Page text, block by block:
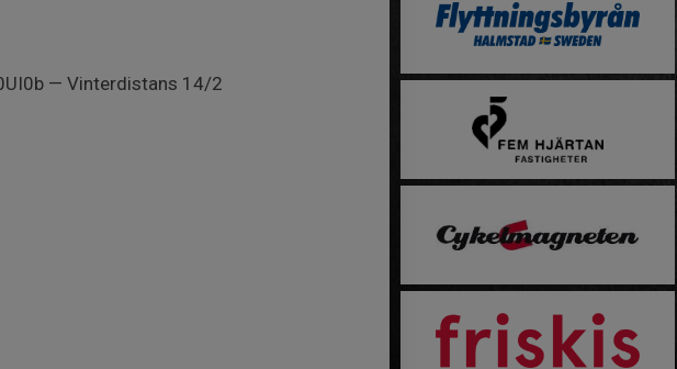
— Vinterdistans 14/2